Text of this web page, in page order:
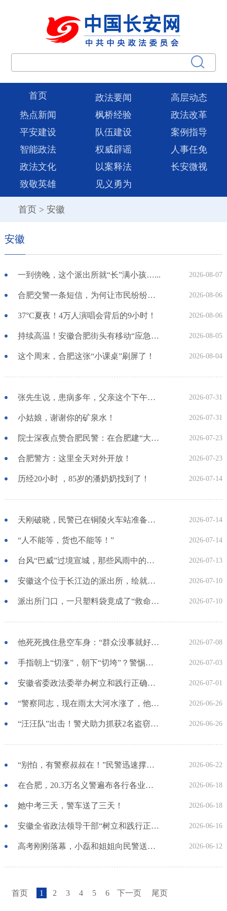
首页 政法要闻
高层动态
热点新闻
枫桥经验
政法改革
平安建设
队伍建设
案例指导
智能政法
权威辟谣
人事任免
政法文化
以案释法
长安微视
致敬英雄
见义勇为
首页 > 安徽
安徽
一到傍晚，这个派出所就“长”满小孩…... 2026-08-07
合肥交警一条短信，为何让市民纷纷叫好？ 2026-08-06
37°C夏夜！4万人演唱会背后的9小时！ 2026-08-06
持续高温！安徽合肥街头有移动“应急百宝箱” 2026-08-05
这个周末，合肥这张“小课桌”刷屏了！ 2026-08-04
张先生说，患病多年，父亲这个下午笑得最开心…… 2026-07-31
小姑娘，谢谢你的矿泉水！ 2026-07-31
院士深夜点赞合肥民警：在合肥建“大眼睛”，很幸福！ 2026-07-23
合肥警方：这里全天对外开放！ 2026-07-23
历经20小时 ，85岁的潘奶奶找到了！ 2026-07-14
天刚破晓，民警已在铜陵火车站准备伏击抓捕！ 2026-07-14
“人不能等，货也不能等！” 2026-07-14
台风“巴威”过境宣城，那些风雨中的身影…… 2026-07-13
安徽这个位于长江边的派出所，绘就江畔美丽生态画卷！ 2026-07-10
派出所门口，一只塑料袋竟成了“救命神器”！ 2026-07-10
他死死拽住悬空车身：“群众没事就好”！ 2026-07-08
手指朝上“切涨”，朝下“切垮”？警惕直播赌石“一刀暴富”陷阱 2026-07-03
安徽省委政法委举办树立和践行正确政绩观学习教育暨“七一”专题党课报告会 2026-07-01
“警察同志，现在雨太大河水涨了，他被困在河对岸回不来了！” 2026-06-26
“汪汪队”出击！警犬助力抓获2名盗窃嫌疑人！ 2026-06-26
“别怕，有警察叔叔在！”民警迅速撑开门缝，一把抱起孩子冲向警车…… 2026-06-22
在合肥，20.3万名义警遍布各行各业，汇聚守护千万人口城市平安建设强大力量…… 2026-06-18
她中考三天，警车送了三天！ 2026-06-18
安徽全省政法领导干部“树立和践行正确政绩观 建设德才兼备的高素质政法队伍”专题研讨班开班 2026-06-16
高考刚刚落幕，小磊和姐姐向民警送来锦旗！ 2026-06-12
首页 1 2 3 4 5 6 下一页 尾页